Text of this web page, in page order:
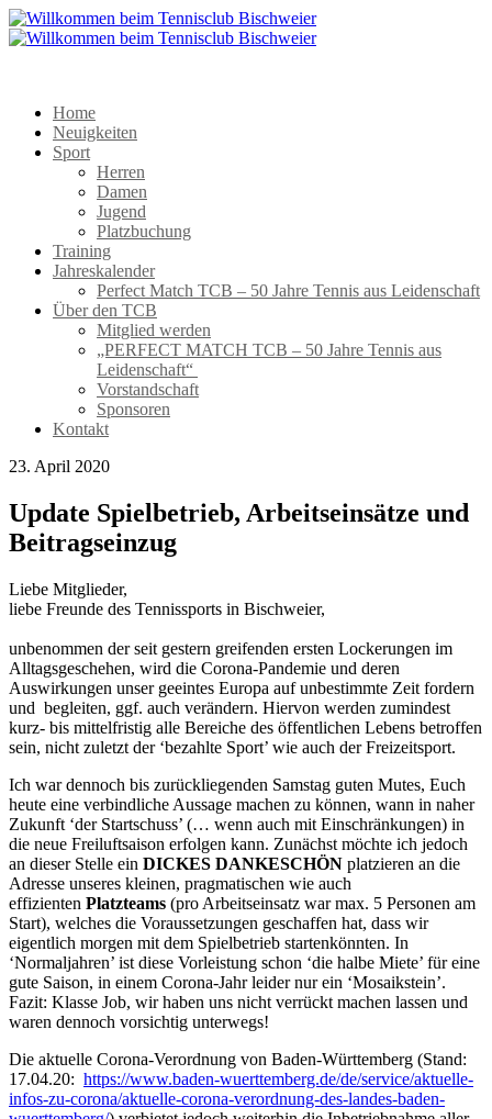
Home
Neuigkeiten
Sport
Herren
Damen
Jugend
Platzbuchung
Training
Jahreskalender
Perfect Match TCB – 50 Jahre Tennis aus Leidenschaft
Über den TCB
Mitglied werden
„PERFECT MATCH TCB – 50 Jahre Tennis aus
Leidenschaft“
Vorstandschaft
Sponsoren
Kontakt
23. April 2020
Update Spielbetrieb, Arbeitseinsätze und
Beitragseinzug
Liebe Mitglieder,
liebe Freunde des Tennissports in Bischweier,
unbenommen der seit gestern greifenden ersten Lockerungen im
Alltagsgeschehen, wird die Corona-Pandemie und deren
Auswirkungen unser geeintes Europa auf unbestimmte Zeit fordern
und begleiten, ggf. auch verändern. Hiervon werden zumindest
kurz- bis mittelfristig alle Bereiche des öffentlichen Lebens betroffen
sein, nicht zuletzt der ‘bezahlte Sport’ wie auch der Freizeitsport.
Ich war dennoch bis zurückliegenden Samstag guten Mutes, Euch
heute eine verbindliche Aussage machen zu können, wann in naher
Zukunft ‘der Startschuss’ (… wenn auch mit Einschränkungen) in
die neue Freiluftsaison erfolgen kann. Zunächst möchte ich jedoch
an dieser Stelle ein DICKES DANKESCHÖN platzieren an die
Adresse unseres kleinen, pragmatischen wie auch
effizienten Platzteams (pro Arbeitseinsatz war max. 5 Personen am
Start), welches die Voraussetzungen geschaffen hat, dass wir
eigentlich morgen mit dem Spielbetrieb startenkönnten. In
‘Normaljahren’ ist diese Vorleistung schon ‘die halbe Miete’ für eine
gute Saison, in einem Corona-Jahr leider nur ein ‘Mosaikstein’.
Fazit: Klasse Job, wir haben uns nicht verrückt machen lassen und
waren dennoch vorsichtig unterwegs!
Die aktuelle Corona-Verordnung von Baden-Württemberg (Stand:
17.04.20: https://www.baden-wuerttemberg.de/de/service/aktuelle-
infos-zu-corona/aktuelle-corona-verordnung-des-landes-baden-